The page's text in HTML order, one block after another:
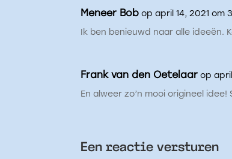
Meneer Bob op april 14, 2021 om
Ik ben benieuwd naar alle ideeën.
Frank van den Oetelaar op
En alweer zo’n mooi origineel
Een reactie versturen